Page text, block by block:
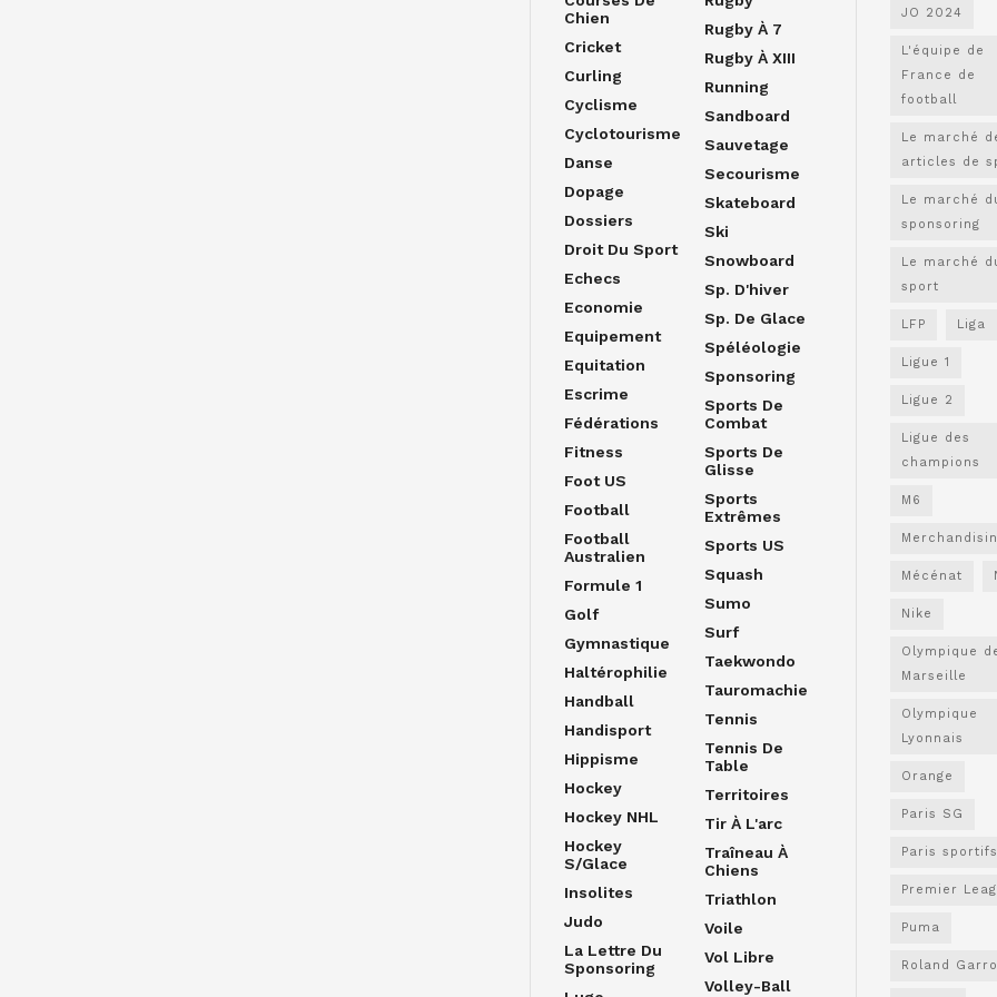
Chien
Cricket
Curling
Cyclisme
Cyclotourisme
Danse
Dopage
Dossiers
Droit Du Sport
Echecs
Economie
Equipement
Equitation
Escrime
Fédérations
Fitness
Foot US
Football
Football
Australien
Formule 1
Golf
Gymnastique
Haltérophilie
Handball
Handisport
Hippisme
Hockey
Hockey NHL
Hockey
S/glace
Insolites
Judo
La Lettre Du
Sponsoring
Rugby À 7
Rugby À XIII
Running
Sandboard
Sauvetage
Secourisme
Skateboard
Ski
Snowboard
Sp. D'hiver
Sp. De Glace
Spéléologie
Sponsoring
Sports De
Combat
Sports De
Glisse
Sports
Extrêmes
Sports US
Squash
Sumo
Surf
Taekwondo
Tauromachie
Tennis
Tennis De
Table
Territoires
Tir À L'arc
Traîneau À
Chiens
Triathlon
Voile
Vol Libre
Volley-Ball
JO 2024
L'équipe de
France de
football
Le marché
articles de
Le marché
sponsoring
Le marché
sport
LFP Liga
Ligue 1
Ligue 2
Ligue des
champions
M6
Mécénat
Nike
Olympique
Marseille
Olympique
Lyonnais
Orange
Paris SG
Paris sportifs
Premier
Puma
Roland